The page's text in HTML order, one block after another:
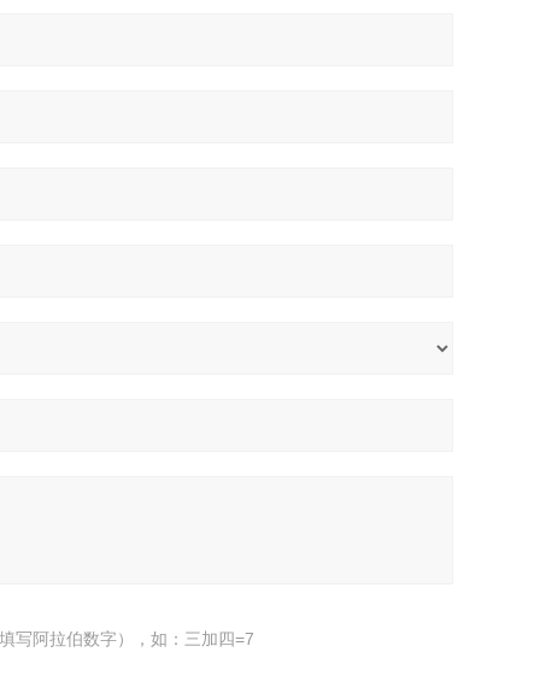
写阿拉伯数字），如：三加四=7